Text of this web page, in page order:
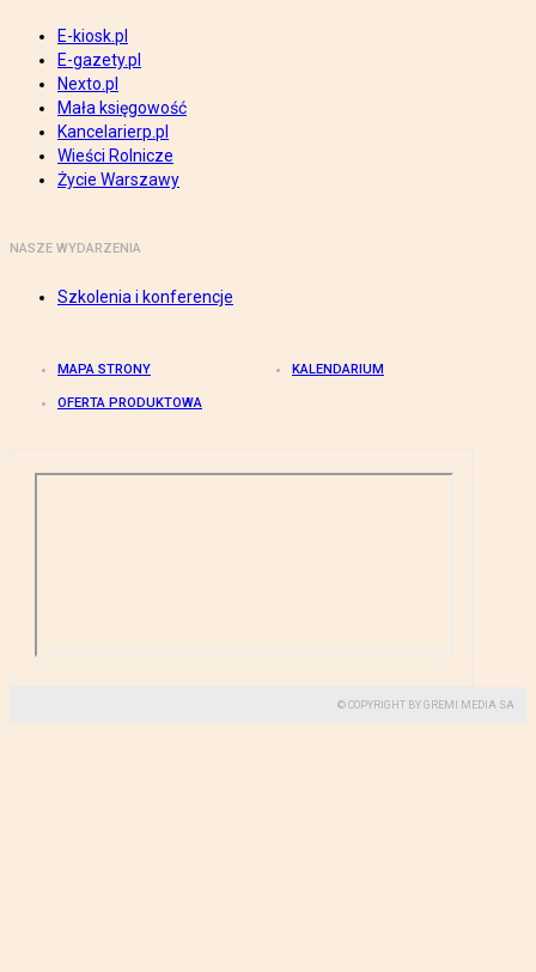
E-kiosk.pl
E-gazety.pl
Nexto.pl
Mała księgowość
Kancelarierp.pl
Wieści Rolnicze
Życie Warszawy
NASZE WYDARZENIA
Szkolenia i konferencje
MAPA STRONY KALENDARIUM
OFERTA PRODUKTOWA
© COPYRIGHT BY GREMI MEDIA SA